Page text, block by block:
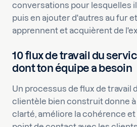
conversations pour lesquelles
puis en ajouter d'autres au fur
apprennent et acquièrent de
10 flux de travail du
dont ton équipe a besoin
Un processus de flux de travail
clientèle bien construit donne à
clarté, améliore la cohérence